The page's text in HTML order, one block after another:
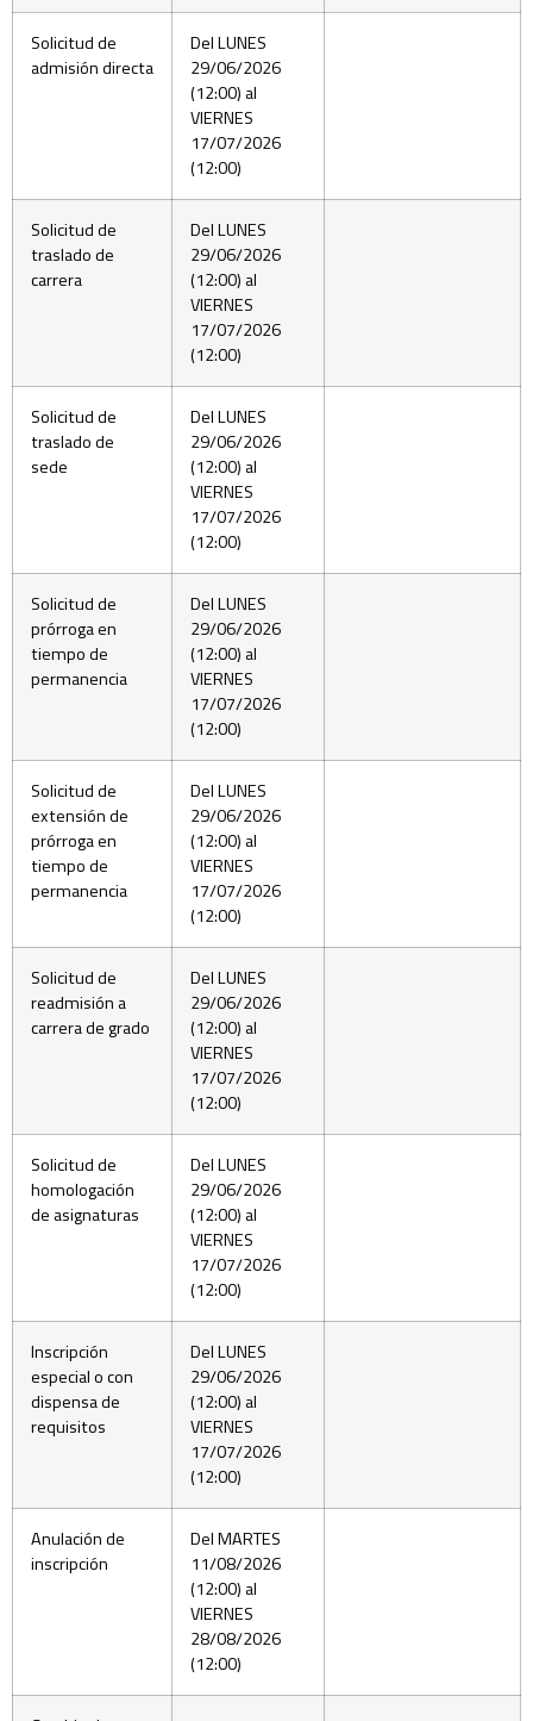
Solicitud de
admisión directa
Del LUNES
29/06/2026
(12:00) al
VIERNES
17/07/2026
(12:00)
Solicitud de
traslado de
carrera
Del LUNES
29/06/2026
(12:00) al
VIERNES
17/07/2026
(12:00)
Solicitud de
traslado de
sede
Del LUNES
29/06/2026
(12:00) al
VIERNES
17/07/2026
(12:00)
Solicitud de
prórroga en
tiempo de
permanencia
Del LUNES
29/06/2026
(12:00) al
VIERNES
17/07/2026
(12:00)
Solicitud de
extensión de
prórroga en
tiempo de
permanencia
Del LUNES
29/06/2026
(12:00) al
VIERNES
17/07/2026
(12:00)
Solicitud de
readmisión a
carrera de grado
Del LUNES
29/06/2026
(12:00) al
VIERNES
17/07/2026
(12:00)
Solicitud de
homologación
de asignaturas
Del LUNES
29/06/2026
(12:00) al
VIERNES
17/07/2026
(12:00)
Inscripción
especial o con
dispensa de
requisitos
Del LUNES
29/06/2026
(12:00) al
VIERNES
17/07/2026
(12:00)
Anulación de
inscripción
Del MARTES
11/08/2026
(12:00) al
VIERNES
28/08/2026
(12:00)